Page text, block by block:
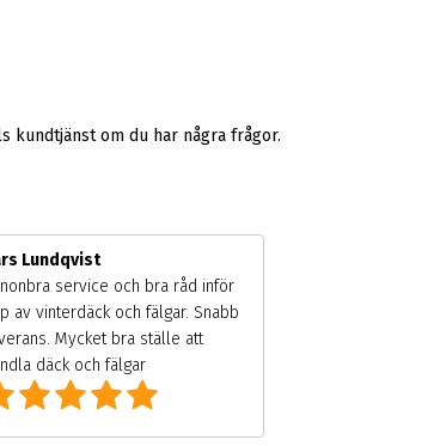
kundtjänst om du har några frågor.
Lundqvist
service och bra råd inför
av vinterdäck och fälgar. Snabb
Mycket bra ställe att
däck och fälgar